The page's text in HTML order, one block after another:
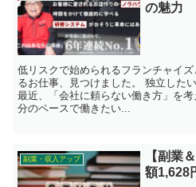
の魅力
低リスクで始められるフランチャイズ
るお仕事、見つけました。 独立した
最近、「会社に頼らない働き方」を
分のペースで働きたい...
副業・収入アップ
【副業
額1,628